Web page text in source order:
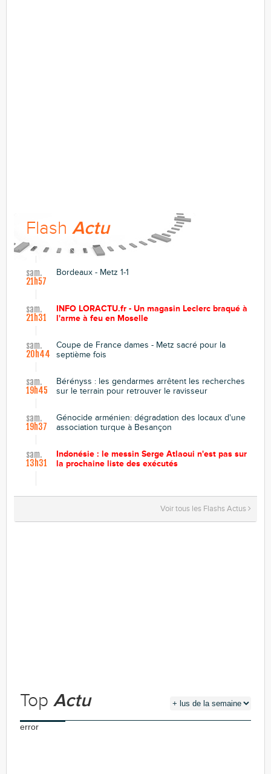
Flash Actu
sam.
21h57
Bordeaux - Metz 1-1
sam.
21h31
INFO LORACTU.fr - Un magasin Leclerc braqué à
l'arme à feu en Moselle
sam.
20h44
Coupe de France dames - Metz sacré pour la
septième fois
sam.
19h45
Bérényss : les gendarmes arrêtent les recherches
sur le terrain pour retrouver le ravisseur
sam.
19h37
Génocide arménien: dégradation des locaux d'une
association turque à Besançon
sam.
13h31
Indonésie : le messin Serge Atlaoui n'est pas sur
la prochaine liste des exécutés
Voir tous les Flashs Actus
Top Actu
error